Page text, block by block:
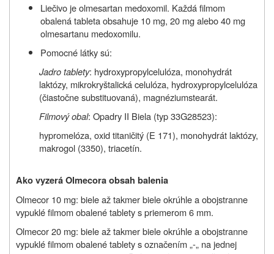
Liečivo je olmesartan medoxomil. Každá filmom
obalená tableta obsahuje 10 mg, 20 mg alebo 40 mg
olmesartanu medoxomilu.
Pomocné látky sú:
Jadro tablety: hydroxypropylcelulóza, monohydrát
laktózy, mikrokryštalická celulóza, hydroxypropylcelulóza
(čiastočne substituovaná), magnéziumstearát.
Filmový obal: Opadry II Biela (typ 33G28523):
hypromelóza, oxid titaničitý (E 171), monohydrát laktózy,
makrogol (3350), triacetín.
Ako vyzeráOlmecora obsah balenia
Olmecor 10 mg: biele až takmer biele okrúhle a obojstranne
vypuklé filmom obalené tablety s priemerom 6 mm.
Olmecor 20 mg: biele až takmer biele okrúhle a obojstranne
vypuklé filmom obalené tablety s označením „-„ na jednej